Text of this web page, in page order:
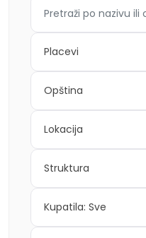
Placevi
Opština
Lokacija
Struktura
Kupatila: Sve